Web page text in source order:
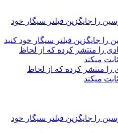
را جایگزین فیلتر سیگار خود کنید
را منتشر کرده که از لحاظ
میکند